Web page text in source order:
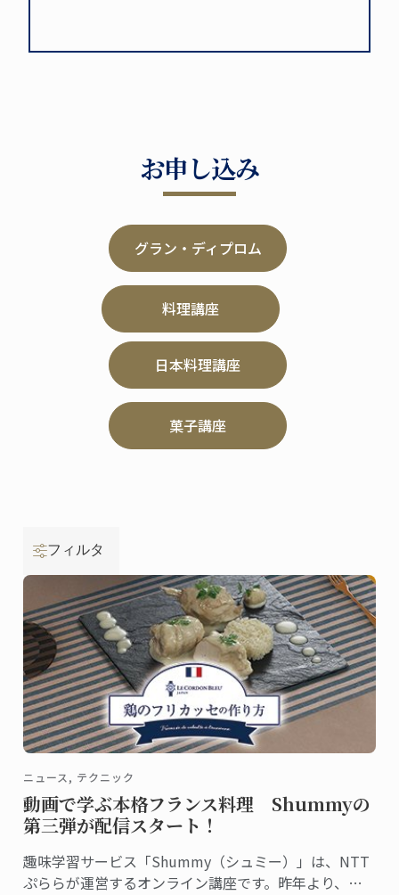
お申し込み
グラン・ディプロム
料理講座
日本料理講座
菓子講座
フィルタ
ニュース, テクニック
動画で学ぶ本格フランス料理 Shummyの
第三弾が配信スタート！
趣味学習サービス「Shummy（シュミー）」は、NTT
ぷららが運営するオンライン講座です。昨年より、